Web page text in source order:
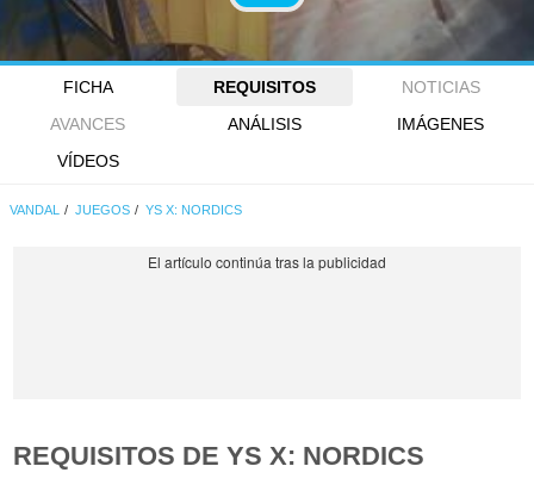
FICHA REQUISITOS
NOTICIAS
AVANCES
ANÁLISIS
IMÁGENES
VÍDEOS
VANDAL JUEGOS YS X: NORDICS
REQUISITOS DE YS X: NORDICS